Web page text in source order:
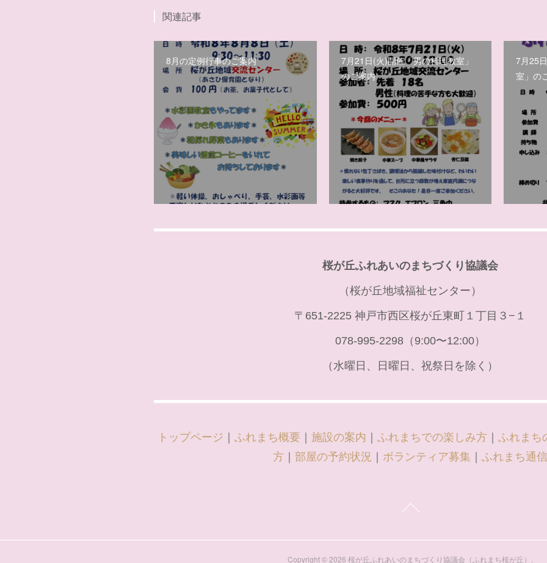
関連記事
8月の定例行事のご案内
7月21日(火)開催「男の料理教室」
のご案内
7月25
室」の
桜が丘ふれあいのまちづくり協議会
（桜が丘地域福祉センター）
〒651-2225 神戸市西区桜が丘東町１丁目３−１
078-995-2298（9:00〜12:00）
（水曜日、日曜日、祝祭日を除く）
トップページ ｜ ふれまち概要 ｜ 施設の案内 ｜ ふれまちでの楽しみ方 ｜ ふれまち
方 ｜ 部屋の予約状況 ｜ ボランティア募集 ｜ ふれまち通信
Copyright ©2026 桜が丘ふれあいのまちづくり協議会（ふれまち桜が丘）